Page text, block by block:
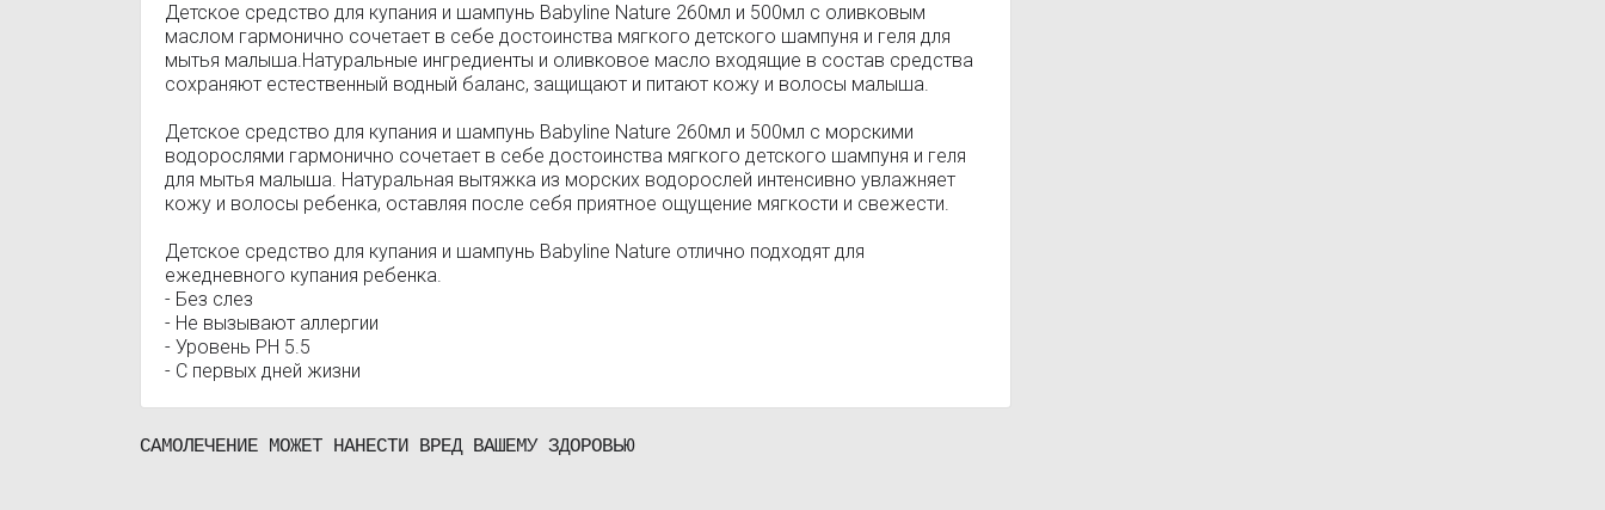
Детское средство для купания и шампунь Babyline Nature 260мл и 500мл с оливковым
маслом гармонично сочетает в себе достоинства мягкого детского шампуня и геля для
мытья малыша.Натуральные ингредиенты и оливковое масло входящие в состав средства
сохраняют естественный водный баланс, защищают и питают кожу и волосы малыша.
Детское средство для купания и шампунь Babyline Nature 260мл и 500мл с морскими
водорослями гармонично сочетает в себе достоинства мягкого детского шампуня и геля
для мытья малыша. Натуральная вытяжка из морских водорослей интенсивно увлажняет
кожу и волосы ребенка, оставляя после себя приятное ощущение мягкости и свежести.
Детское средство для купания и шампунь Babyline Nature отлично подходят для
ежедневного купания ребенка.
- Без слез
- Не вызывают аллергии
- Уровень PH 5.5
- С первых дней жизни
САМОЛЕЧЕНИЕ МОЖЕТ НАНЕСТИ ВРЕД ВАШЕМУ ЗДОРОВЬЮ